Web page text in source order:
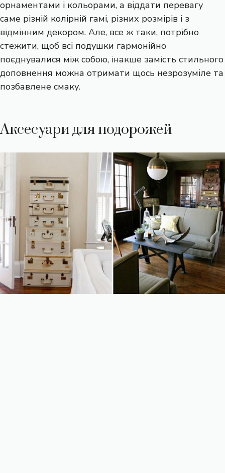
орнаментами і кольорами, а віддати перевагу
саме різній колірній гамі, різних розмірів і з
відмінним декором. Але, все ж таки, потрібно
стежити, щоб всі подушки гармонійно
поєднувалися між собою, інакше замість стильного
доповнення можна отримати щось незрозуміле та
позбавлене смаку.
Аксесуари для подорожей